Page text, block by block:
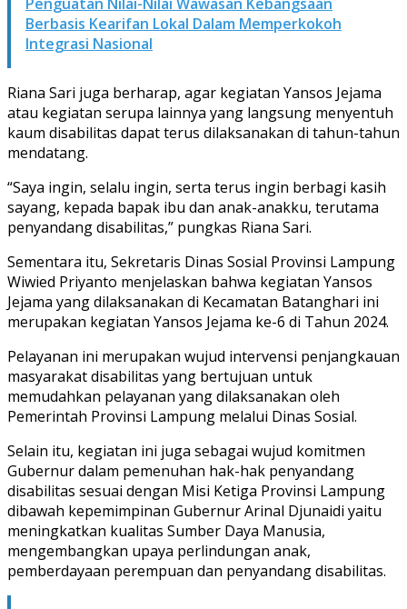
Berbasis Kearifan Lokal Dalam Memperkokoh
Integrasi Nasional
Riana Sari juga berharap, agar kegiatan Yansos Jejama
atau kegiatan serupa lainnya yang langsung menyentuh
kaum disabilitas dapat terus dilaksanakan di tahun-tahun
mendatang.
“Saya ingin, selalu ingin, serta terus ingin berbagi kasih
sayang, kepada bapak ibu dan anak-anakku, terutama
penyandang disabilitas,” pungkas Riana Sari.
Sementara itu, Sekretaris Dinas Sosial Provinsi Lampung
Wiwied Priyanto menjelaskan bahwa kegiatan Yansos
Jejama yang dilaksanakan di Kecamatan Batanghari ini
merupakan kegiatan Yansos Jejama ke-6 di Tahun 2024.
Pelayanan ini merupakan wujud intervensi penjangkauan
masyarakat disabilitas yang bertujuan untuk
memudahkan pelayanan yang dilaksanakan oleh
Pemerintah Provinsi Lampung melalui Dinas Sosial.
Selain itu, kegiatan ini juga sebagai wujud komitmen
Gubernur dalam pemenuhan hak-hak penyandang
disabilitas sesuai dengan Misi Ketiga Provinsi Lampung
dibawah kepemimpinan Gubernur Arinal Djunaidi yaitu
meningkatkan kualitas Sumber Daya Manusia,
mengembangkan upaya perlindungan anak,
pemberdayaan perempuan dan penyandang disabilitas.